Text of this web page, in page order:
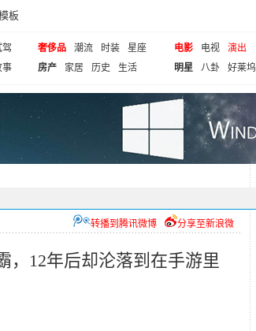
板
驾
事
奢侈品 潮流 时装
星座
房产
家居 历史 生活
电影 电视
演出
明星
八卦 好莱坞
分享至新浪微
转播到腾讯微博
，12年后却沦落到在手游里